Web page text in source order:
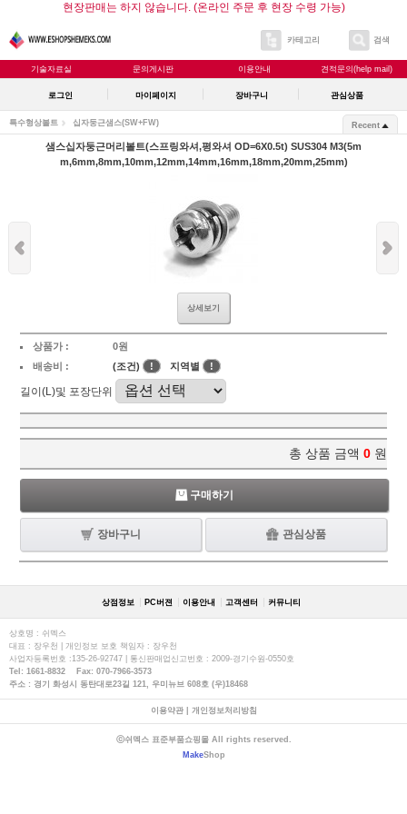
현장판매는 하지 않습니다. (온라인 주문 후 현장 수령 가능)
카테고리 검색
기술자료실 문의게시판 이용안내 견적문의(help mail)
로그인 마이페이지 장바구니 관심상품
특수형상볼트 십자둥근샘스(SW+FW) Recent
샘스십자둥근머리볼트(스프링와셔,평와셔 OD=6X0.5t) SUS304 M3(5m
m,6mm,8mm,10mm,12mm,14mm,16mm,18mm,20mm,25mm)
상세보기
상품가 :
0원
배송비 :
(조건) ! 지역별 !
길이(L)및 포장단위
총 상품 금액 0 원
구매하기
장바구니 관심상품
상점정보 PC버젼 이용안내 고객센터 커뮤니티
상호명 : 쉬멕스
대표 : 장우천 | 개인정보 보호 책임자 : 장우천
사업자등록번호 :135-26-92747 | 통신판매업신고번호 : 2009-경기수원-0550호
Tel: 1661-8832 Fax: 070-7966-3573
주소 : 경기 화성시 동탄대로23길 121, 우미뉴브 608호 (우)18468
이용약관| 개인정보처리방침
ⓒ쉬멕스 표준부품쇼핑몰 All rights reserved.
MakeShop